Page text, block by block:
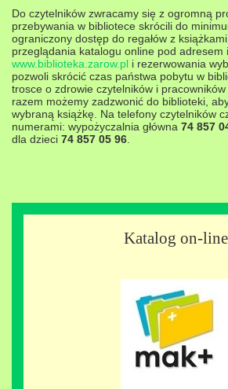
Do czytelników zwracamy się z ogromną
przebywania w bibliotece skrócili do
ograniczony dostęp do regałów z
przeglądania katalogu online pod adresem
www.biblioteka.zarow.pl i rezerwowania
pozwoli skrócić czas państwa pobytu w
trosce o zdrowie czytelników i
razem możemy zadzwonić do biblioteki,
wybraną książkę. Na telefony czytelników
numerami: wypożyczalnia główna 74 857
dla dzieci 74 857 05 96
Katalog on-line